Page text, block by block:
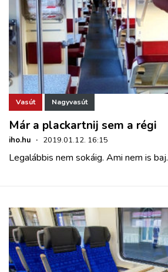
Vasút Nagyvasút
Már a plackartnij sem a régi
iho.hu · 2019.01.12. 16:15
Legalábbis nem sokáig. Ami nem is baj.